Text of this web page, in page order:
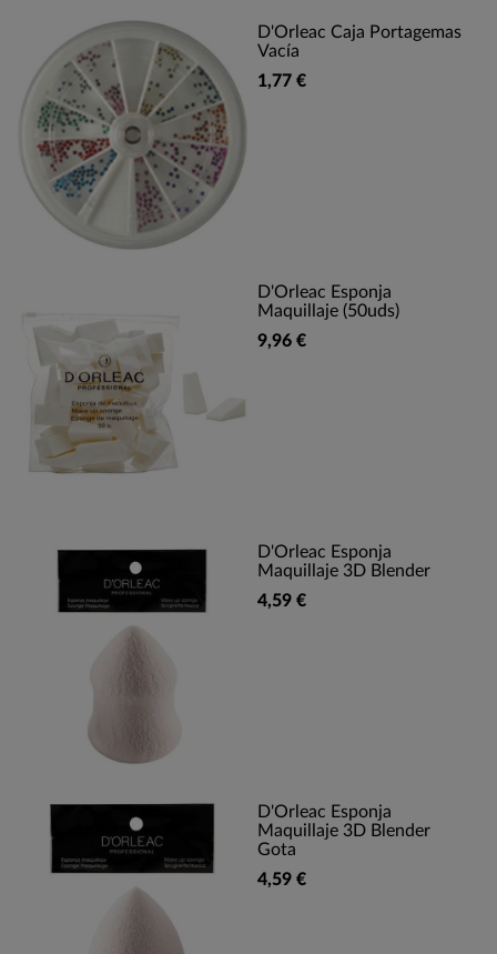
D'Orleac Caja Portagemas
Vacía
1,77 €
D'Orleac Esponja
Maquillaje (50uds)
9,96 €
D'Orleac Esponja
Maquillaje 3D Blender
4,59 €
D'Orleac Esponja
Maquillaje 3D Blender
Gota
4,59 €